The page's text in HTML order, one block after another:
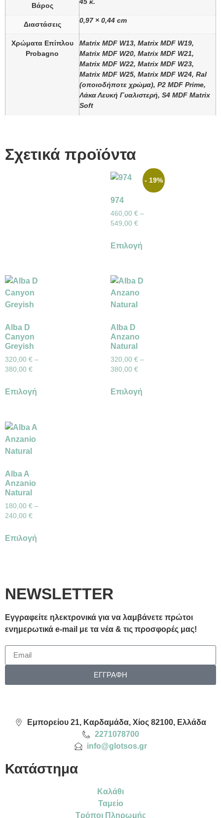
Βάρος
Διαστάσεις 0,97 × 0,44 cm
Χρώματα Επίπλου
Probagno
Matrix MDF W13, Matrix MDF W19,
Matrix MDF W20, Matrix MDF W21,
Matrix MDF W22, Matrix MDF W23,
Matrix MDF W25, Matrix MDF W24, Ral
(οποιοδήποτε χρώμα), P2 MDF Prime,
Λάκα Λευκή Γυαλιστερή, S4 MDF Matrix
Soft
Σχετικά προϊόντα
- 19%
974
460,00 € –
549,00 €
Επιλογή
Alba D
Canyon
Greyish
320,00 € –
380,00 €
Επιλογή
Alba D
Anzano
Natural
320,00 € –
380,00 €
Επιλογή
Alba A
Anzanio
Natural
180,00 € –
240,00 €
Επιλογή
NEWSLETTER
Εγγραφείτε ηλεκτρονικά για να λαμβάνετε πρώτοι
ενημερωτικά e-mail με τα νέα & τις προσφορές μας!
ΕΓΓΡΑΦΗ
Εμπορείου 21, Καρδαμάδα, Χίος 82100, Ελλάδα
2271078700
info@glotsos.gr
Κατάστημα
Καλάθι
Ταμείο
Τρόποι Πληρωμής